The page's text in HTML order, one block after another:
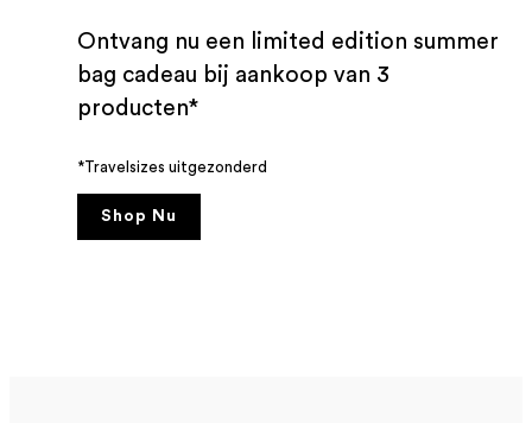
Ontvang nu een limited edition summer
bag cadeau bij aankoop van 3
producten*
*Travelsizes uitgezonderd
Shop Nu